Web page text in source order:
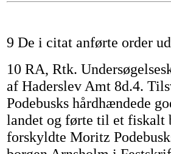
9 De i citat anførte order
10 RA, Rtk.
af Haderslev Amt 8d.4.
Podebusks hårdhændede
landet og førte til et fiskalt
forskyldte Moritz